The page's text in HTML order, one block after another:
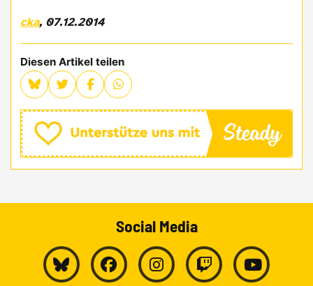
cka, 07.12.2014
Diesen Artikel teilen
Social Media